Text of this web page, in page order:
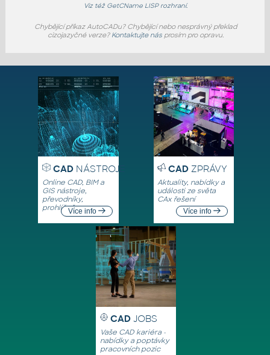
Viz též GetCNameLISP rozhraní.
Chybějící příkaz AutoCADu? Chybějící nebo nesprávný překlad
cizojazyčné verze? Kontaktujte násprosím pro opravu.
CADNÁSTROJE
Online CAD, BIM a
GIS nástroje,
převodníky,
prohlížečeVíce info
CADZPRÁVY
Aktuality, nabídky a
události ze světa
CAx řešení
Více info
CAD JOBS
Vaše CAD kariéra -
nabídky a poptávky
pracovních pozic